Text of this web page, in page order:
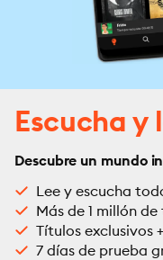
Escucha y
Descubre un mundo
Lee y escucha
Más de 1 millón
Títulos exclusivos
7 días de prueba